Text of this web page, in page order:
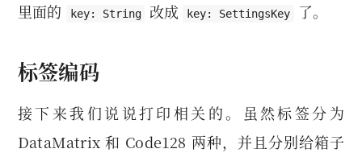
里面的 key: String 改成 key: SettingsKey 了。
标签编码
接下来我们说说打印相关的。虽然标签分为
DataMatrix 和 Code128 两种，并且分别给箱子